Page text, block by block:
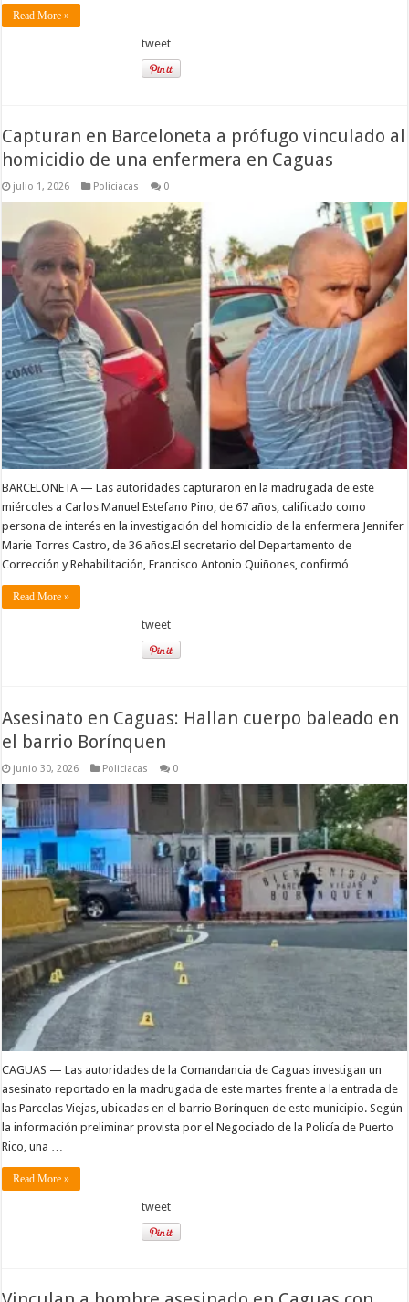
Read More »
tweet
Capturan en Barceloneta a prófugo vinculado al
homicidio de una enfermera en Caguas
julio 1, 2026 Policiacas 0
BARCELONETA — Las autoridades capturaron en la madrugada de este
miércoles a Carlos Manuel Estefano Pino, de 67 años, calificado como
persona de interés en la investigación del homicidio de la enfermera Jennifer
Marie Torres Castro, de 36 años.El secretario del Departamento de
Corrección y Rehabilitación, Francisco Antonio Quiñones, confirmó …
Read More »
tweet
Asesinato en Caguas: Hallan cuerpo baleado en
el barrio Borínquen
junio 30, 2026 Policiacas 0
CAGUAS — Las autoridades de la Comandancia de Caguas investigan un
asesinato reportado en la madrugada de este martes frente a la entrada de
las Parcelas Viejas, ubicadas en el barrio Borínquen de este municipio. Según
la información preliminar provista por el Negociado de la Policía de Puerto
Rico, una …
Read More »
tweet